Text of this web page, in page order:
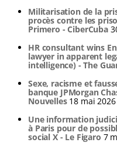
Militarisation de la
procès contre les
Primero - CiberCuba
HR consultant wins
lawyer in apparent
intelligence) - The
Sexe, racisme et
banque JPMorgan
Nouvelles 18 mai 2026
Une information
à Paris pour de
social X - Le Figaro 7